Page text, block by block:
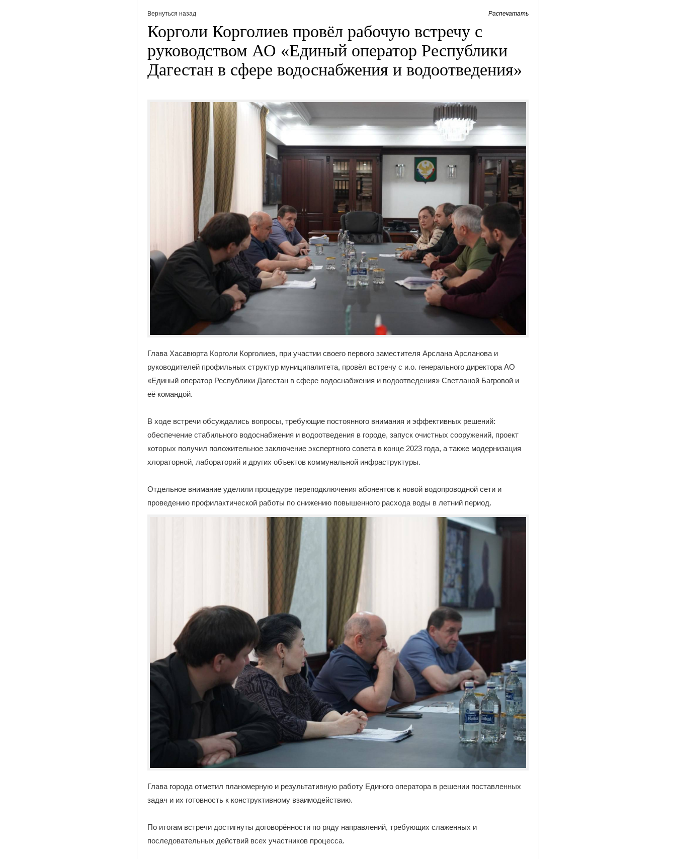
Вернуться назад Распечатать
Корголи Корголиев провёл рабочую встречу с
руководством АО «Единый оператор Республики
Дагестан в сфере водоснабжения и водоотведения»
Глава Хасавюрта Корголи Корголиев, при участии своего первого заместителя Арслана Арсланова и
руководителей профильных структур муниципалитета, провёл встречу с и.о. генерального директора АО
«Единый оператор Республики Дагестан в сфере водоснабжения и водоотведения» Светланой Багровой и
её командой.
В ходе встречи обсуждались вопросы, требующие постоянного внимания и эффективных решений:
обеспечение стабильного водоснабжения и водоотведения в городе, запуск очистных сооружений, проект
которых получил положительное заключение экспертного совета в конце 2023 года, а также модернизация
хлораторной, лабораторий и других объектов коммунальной инфраструктуры.
Отдельное внимание уделили процедуре переподключения абонентов к новой водопроводной сети и
проведению профилактической работы по снижению повышенного расхода воды в летний период.
Глава города отметил планомерную и результативную работу Единого оператора в решении поставленных
задач и их готовность к конструктивному взаимодействию.
По итогам встречи достигнуты договорённости по ряду направлений, требующих слаженных и
последовательных действий всех участников процесса.